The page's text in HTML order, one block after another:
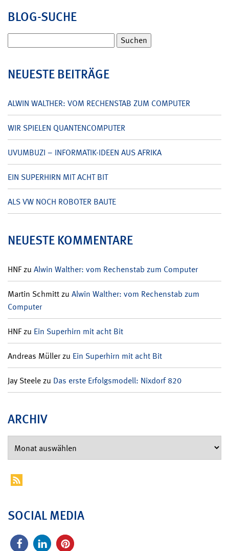
BLOG-SUCHE
nach:
NEUESTE BEITRÄGE
ALWIN WALTHER: VOM RECHENSTAB ZUM COMPUTER
WIR SPIELEN QUANTENCOMPUTER
UVUMBUZI – INFORMATIK-IDEEN AUS AFRIKA
EIN SUPERHIRN MIT ACHT BIT
ALS VW NOCH ROBOTER BAUTE
NEUESTE KOMMENTARE
HNFzu Alwin Walther: vom Rechenstab zum Computer
Martin Schmittzu Alwin Walther: vom Rechenstab zum
Computer
HNFzu Ein Superhirn mit acht Bit
Andreas Müllerzu Ein Superhirn mit acht Bit
Jay Steelezu Das erste Erfolgsmodell: Nixdorf 820
ARCHIV
SOCIAL MEDIA